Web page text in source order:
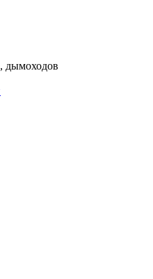
дымоходов